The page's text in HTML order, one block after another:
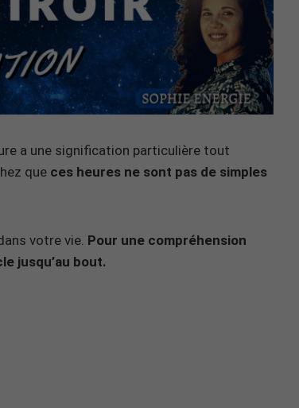
a une signification particulière tout
que ces heures ne sont pas de simples
votre vie. Pour une compréhension
jusqu’au bout.